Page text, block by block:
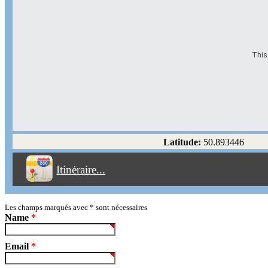
This
Latitude: 50.893446
Itinéraire...
Éviter les autoroutes
Éviter les péages
Partir! Reset
Les champs marqués avec * sont nécessaires
Name *
Email *